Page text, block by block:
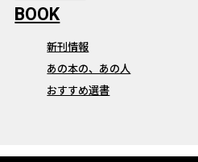
新刊情報
あの本の、あの人
おすすめ選書